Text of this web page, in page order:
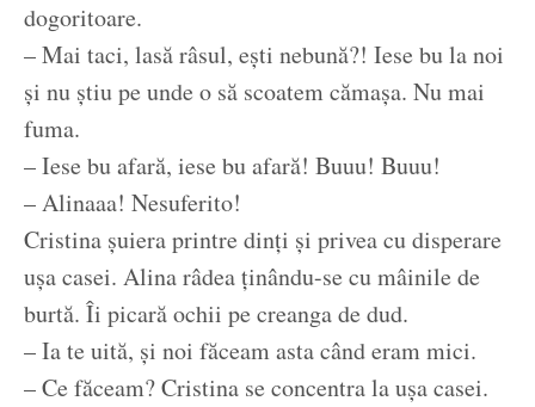
dogoritoare.
– Mai taci, lasă râsul, ești nebună?! Iese bu la noi
și nu știu pe unde o să scoatem cămașa. Nu mai
fuma.
– Iese bu afară, iese bu afară! Buuu! Buuu!
– Alinaaa! Nesuferito!
Cristina șuiera printre dinți și privea cu disperare
ușa casei. Alina râdea ținându-se cu mâinile de
burtă. Îi picară ochii pe creanga de dud.
– Ia te uită, și noi făceam asta când eram mici.
– Ce făceam? Cristina se concentra la ușa casei.